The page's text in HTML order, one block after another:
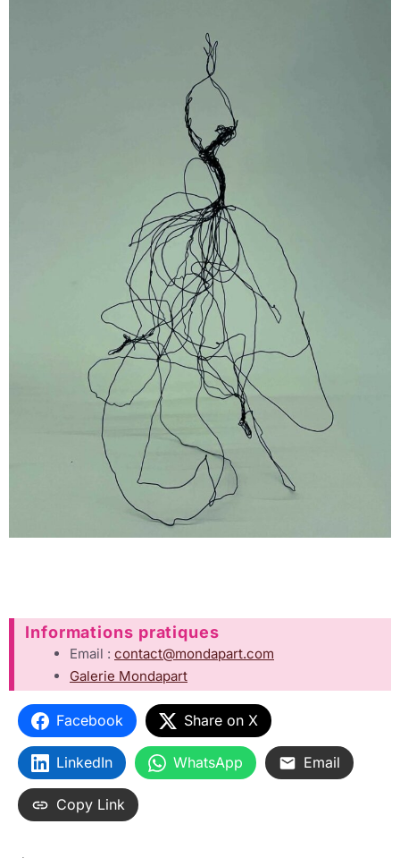
Informations pratiques
Email : contact@mondapart.com
Galerie Mondapart
Facebook Share on X
LinkedIn WhatsApp Email
Copy Link